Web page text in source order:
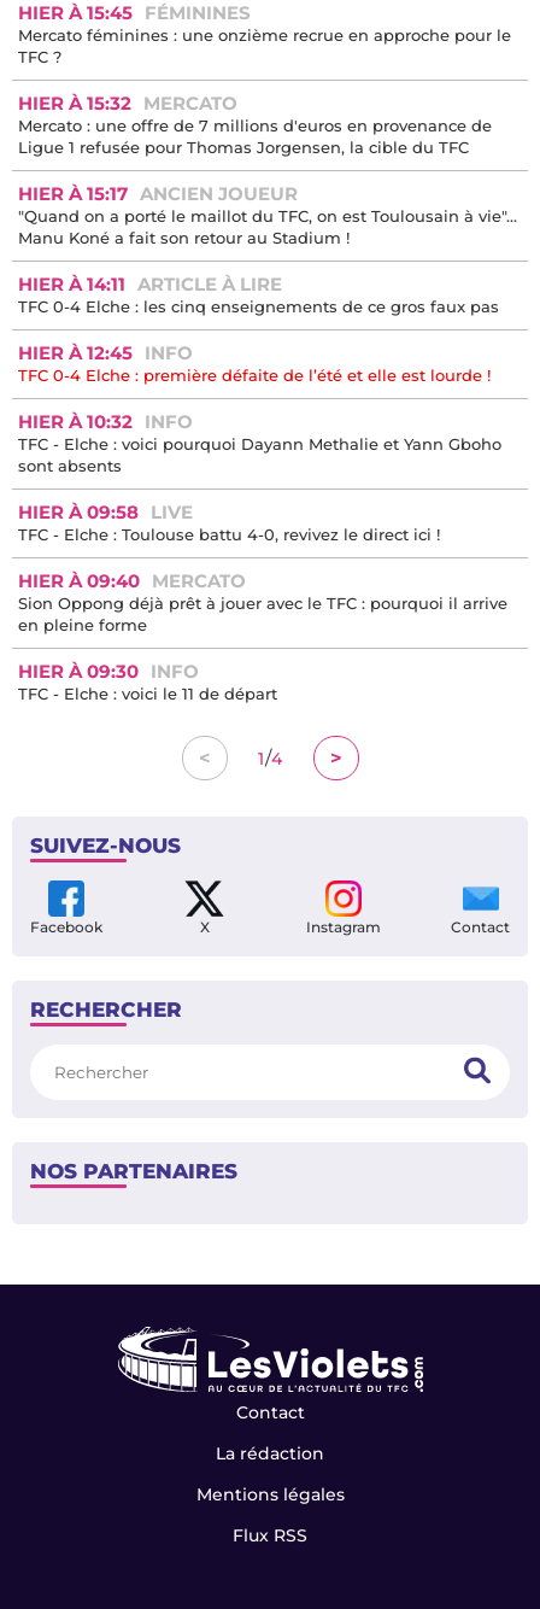
HIER À 15:45 FÉMININES
Mercato féminines : une onzième recrue en approche pour le
TFC ?
HIER À 15:32 MERCATO
Mercato : une offre de 7 millions d'euros en provenance de
Ligue 1 refusée pour Thomas Jorgensen, la cible du TFC
HIER À 15:17 ANCIEN JOUEUR
"Quand on a porté le maillot du TFC, on est Toulousain à vie"...
Manu Koné a fait son retour au Stadium !
HIER À 14:11 ARTICLE À LIRE
TFC 0-4 Elche : les cinq enseignements de ce gros faux pas
HIER À 12:45 INFO
TFC 0-4 Elche : première défaite de l’été et elle est lourde !
HIER À 10:32 INFO
TFC - Elche : voici pourquoi Dayann Methalie et Yann Gboho
sont absents
HIER À 09:58 LIVE
TFC - Elche : Toulouse battu 4-0, revivez le direct ici !
HIER À 09:40 MERCATO
Sion Oppong déjà prêt à jouer avec le TFC : pourquoi il arrive
en pleine forme
HIER À 09:30 INFO
TFC - Elche : voici le 11 de départ
< 1/4 >
SUIVEZ-NOUS
Facebook X Instagram Contact
RECHERCHER
NOS PARTENAIRES
Contact
La rédaction
Mentions légales
Flux RSS